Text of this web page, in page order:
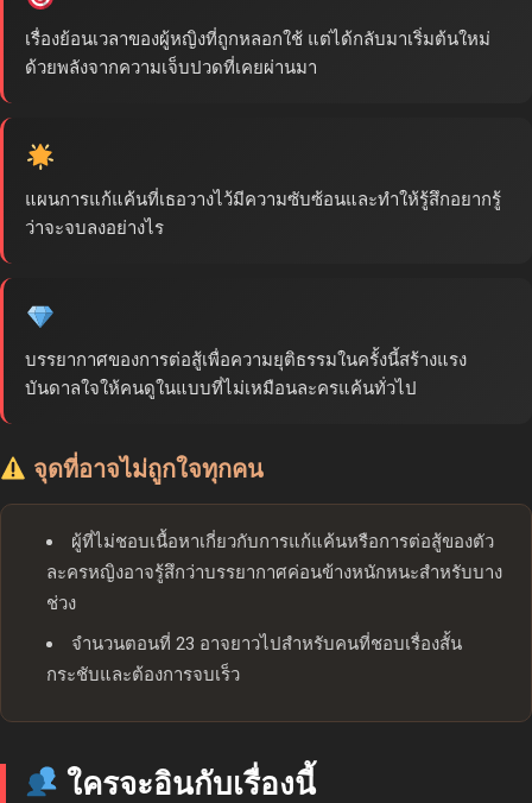
เรื่องย้อนเวลาของผู้หญิงที่ถูกหลอกใช้ แต่ได้กลับมาเริ่มต้นใหม่
ด้วยพลังจากความเจ็บปวดที่เคยผ่านมา
แผนการแก้แค้นที่เธอวางไว้มีความซับซ้อนและทำให้รู้สึกอยากรู้
ว่าจะจบลงอย่างไร
บรรยากาศของการต่อสู้เพื่อความยุติธรรมในครั้งนี้สร้างแรง
บันดาลใจให้คนดูในแบบที่ไม่เหมือนละครแค้นทั่วไป
จุดที่อาจไม่ถูกใจทุกคน
ผู้ที่ไม่ชอบเนื้อหาเกี่ยวกับการแก้แค้นหรือการต่อสู้ของตัว
ละครหญิงอาจรู้สึกว่าบรรยากาศค่อนข้างหนักหนะสำหรับบาง
ช่วง
จำนวนตอนที่ 23 อาจยาวไปสำหรับคนที่ชอบเรื่องสั้น
กระชับและต้องการจบเร็ว
ใครจะอินกับเรื่องนี้